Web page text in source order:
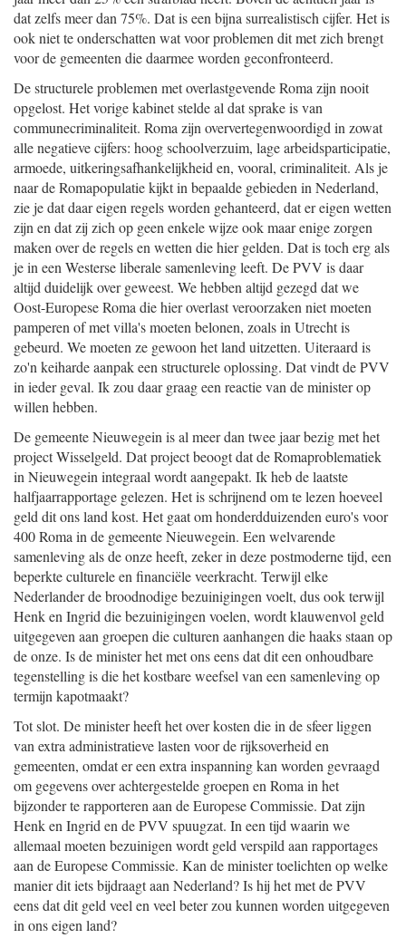
dat zelfs meer dan 75%. Dat is een bijna surrealistisch cijfer. Het is
ook niet te onderschatten wat voor problemen dit met zich brengt
voor de gemeenten die daarmee worden geconfronteerd.
De structurele problemen met overlastgevende Roma zijn nooit
opgelost. Het vorige kabinet stelde al dat sprake is van
communecriminaliteit. Roma zijn oververtegenwoordigd in zowat
alle negatieve cijfers: hoog schoolverzuim, lage arbeidsparticipatie,
armoede, uitkeringsafhankelijkheid en, vooral, criminaliteit. Als je
naar de Romapopulatie kijkt in bepaalde gebieden in Nederland,
zie je dat daar eigen regels worden gehanteerd, dat er eigen wetten
zijn en dat zij zich op geen enkele wijze ook maar enige zorgen
maken over de regels en wetten die hier gelden. Dat is toch erg als
je in een Westerse liberale samenleving leeft. De PVV is daar
altijd duidelijk over geweest. We hebben altijd gezegd dat we
Oost-Europese Roma die hier overlast veroorzaken niet moeten
pamperen of met villa's moeten belonen, zoals in Utrecht is
gebeurd. We moeten ze gewoon het land uitzetten. Uiteraard is
zo'n keiharde aanpak een structurele oplossing. Dat vindt de PVV
in ieder geval. Ik zou daar graag een reactie van de minister op
willen hebben.
De gemeente Nieuwegein is al meer dan twee jaar bezig met het
project Wisselgeld. Dat project beoogt dat de Romaproblematiek
in Nieuwegein integraal wordt aangepakt. Ik heb de laatste
halfjaarrapportage gelezen. Het is schrijnend om te lezen hoeveel
geld dit ons land kost. Het gaat om honderdduizenden euro's voor
400 Roma in de gemeente Nieuwegein. Een welvarende
samenleving als de onze heeft, zeker in deze postmoderne tijd, een
beperkte culturele en financiële veerkracht. Terwijl elke
Nederlander de broodnodige bezuinigingen voelt, dus ook terwijl
Henk en Ingrid die bezuinigingen voelen, wordt klauwenvol geld
uitgegeven aan groepen die culturen aanhangen die haaks staan op
de onze. Is de minister het met ons eens dat dit een onhoudbare
tegenstelling is die het kostbare weefsel van een samenleving op
termijn kapotmaakt?
Tot slot. De minister heeft het over kosten die in de sfeer liggen
van extra administratieve lasten voor de rijksoverheid en
gemeenten, omdat er een extra inspanning kan worden gevraagd
om gegevens over achtergestelde groepen en Roma in het
bijzonder te rapporteren aan de Europese Commissie. Dat zijn
Henk en Ingrid en de PVV spuugzat. In een tijd waarin we
allemaal moeten bezuinigen wordt geld verspild aan rapportages
aan de Europese Commissie. Kan de minister toelichten op welke
manier dit iets bijdraagt aan Nederland? Is hij het met de PVV
eens dat dit geld veel en veel beter zou kunnen worden uitgegeven
in ons eigen land?